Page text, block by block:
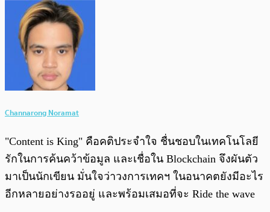
Channarong Noramat
"Content is King" คือคติประจำใจ ชื่นชอบในเทคโนโลยี
รักในการค้นคว้าข้อมูล และเชื่อใน Blockchain จึงผันตัว
มาเป็นนักเขียน มั่นใจว่าวงการเทคฯ ในอนาคตยังมีอะไร
อีกหลายอย่างรออยู่ และพร้อมเสมอที่จะ Ride the wave